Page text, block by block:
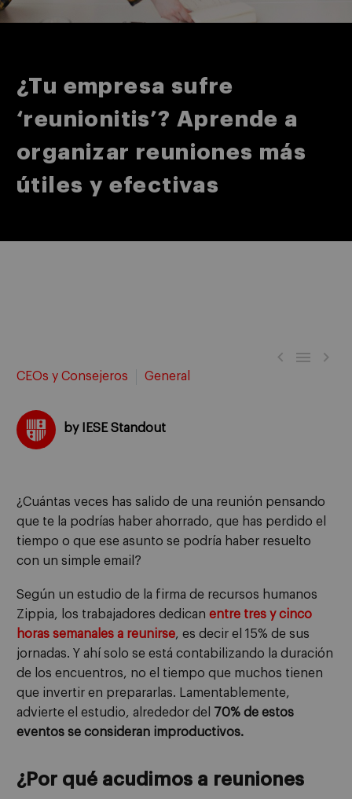
¿Tu empresa sufre
‘reunionitis’? Aprende a
organizar reuniones más
útiles y efectivas
  
CEOs y Consejeros General
by IESE Standout
¿Cuántas veces has salido de una reunión pensando
que te la podrías haber ahorrado, que has perdido el
tiempo o que ese asunto se podría haber resuelto
con un simple email?
Según un estudio de la firma de recursos humanos
Zippia, los trabajadores dedican entre tres y cinco
horas semanales a reunirse, es decir el 15% de sus
jornadas. Y ahí solo se está contabilizando la duración
de los encuentros, no el tiempo que muchos tienen
que invertir en prepararlas. Lamentablemente,
advierte el estudio, alrededor del 70% de estos
eventos se consideran improductivos.
¿Por qué acudimos a reuniones